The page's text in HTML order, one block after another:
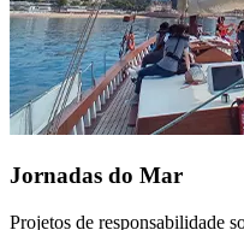
Jornadas do Mar
Projetos de responsabilidade